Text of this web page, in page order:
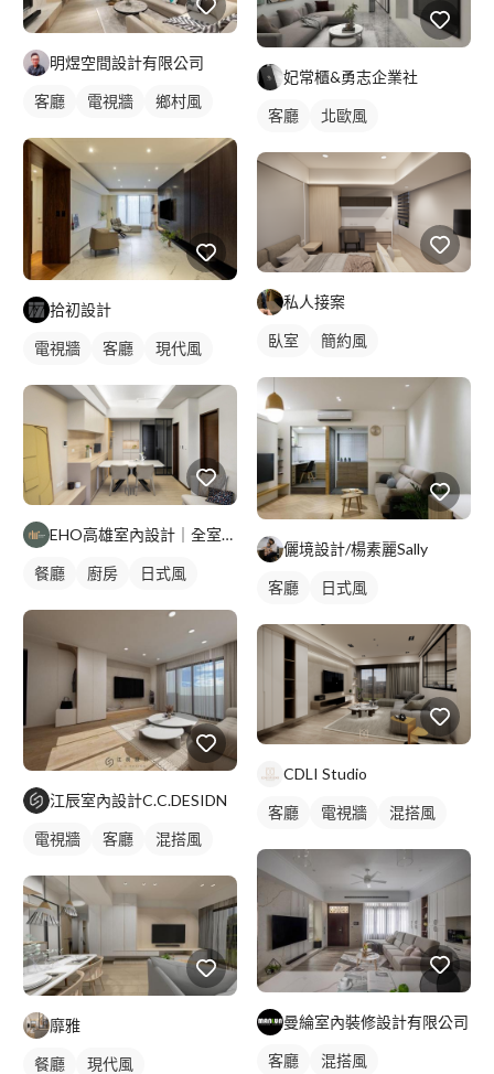
明煜空間設計有限公司
客廳 電視牆 鄉村風
拾初設計
電視牆 客廳 現代風
EHO高雄室內設計｜全室輕裝修
餐廳 廚房 日式風
江辰室內設計C.C.DESIDN
電視牆 客廳 混搭風
靡雅
餐廳 現代風
妃常櫃&勇志企業社
客廳 北歐風
私人接案
臥室 簡約風
儷境設計/楊素麗Sally
客廳 日式風
CDLI Studio
客廳 電視牆 混搭風
曼綸室內裝修設計有限公司
客廳 混搭風